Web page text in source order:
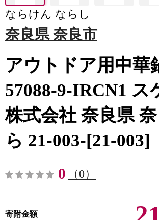
ならけん ならし
奈良県 奈良市
アウトドア用中華
57088-9-IRCN1 ス
株式会社 奈良県
ら 21-003-[21-003]
0 （0）
寄附金額